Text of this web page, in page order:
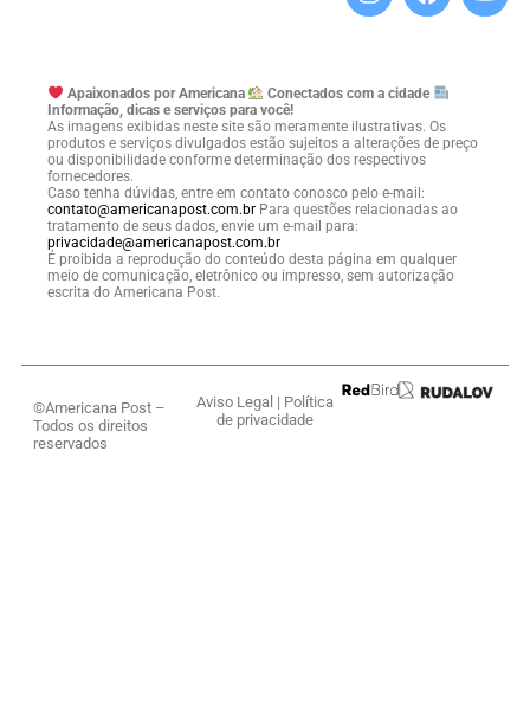
Apaixonados por Americana
Conectados com a cidade
Informação, dicas e serviços para você!
As imagens exibidas neste site são meramente ilustrativas. Os
produtos e serviços divulgados estão sujeitos a alterações de preço
ou disponibilidade conforme determinação dos respectivos
fornecedores.
Caso tenha dúvidas, entre em contato conosco pelo e-mail:
contato@americanapost.com.br Para questões relacionadas ao
tratamento de seus dados, envie um e-mail para:
privacidade@americanapost.com.br
É proibida a reprodução do conteúdo desta página em qualquer
meio de comunicação, eletrônico ou impresso, sem autorização
escrita do Americana Post.
©Americana Post –
Todos os direitos
reservados
Aviso Legal | Política
de privacidade